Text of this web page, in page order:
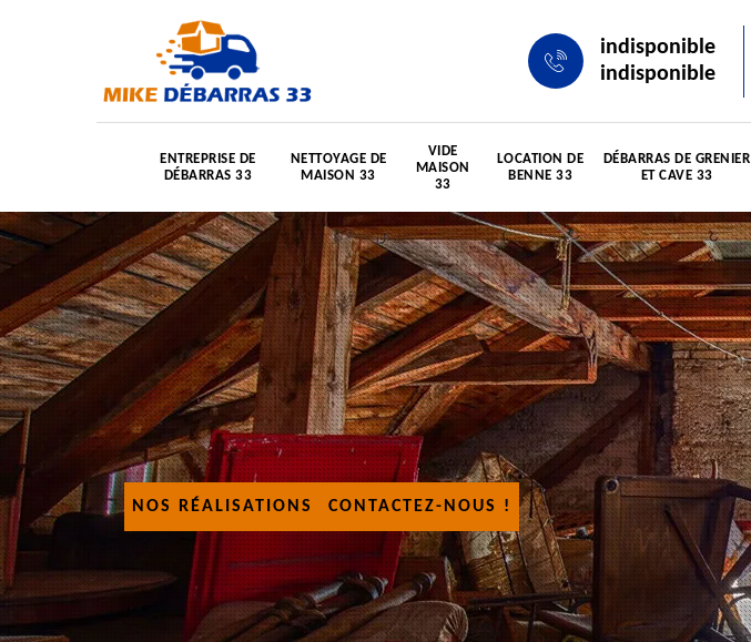
indisponible
indisponible
ENTREPRISE DE
DÉBARRAS 33
NETTOYAGE DE
MAISON 33
VIDE
MAISON
33
LOCATION DE
BENNE 33
DÉBARRAS DE GRENIER
ET CAVE 33
NOS RÉALISATIONS CONTACTEZ-NOUS !